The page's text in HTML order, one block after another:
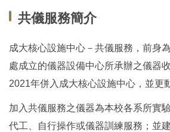
共儀服務簡介
成大核心設施中心－共儀服務，前身
處成立的儀器設備中心所承辦之儀器
2021年併入成大核心設施中心，並更
加入共儀服務之儀器為本校各系所實
代工、自行操作或儀器訓練服務；並